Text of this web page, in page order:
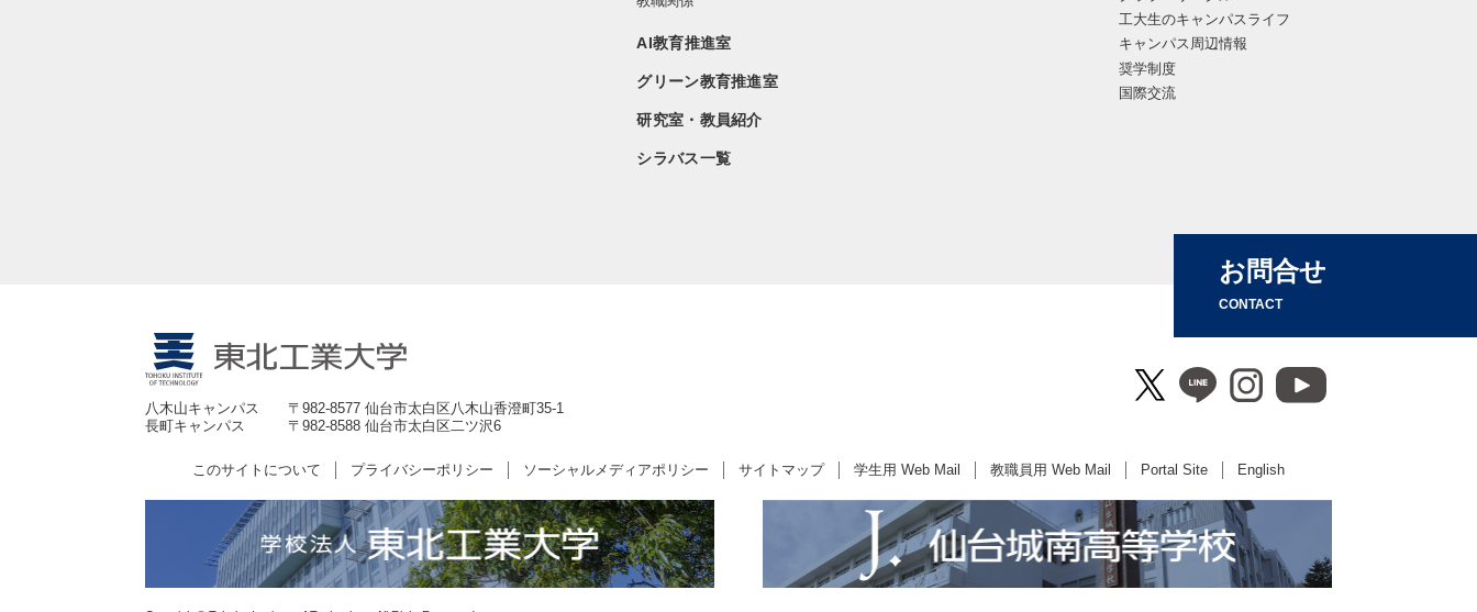
AI教育推進室
グリーン教育推進室
研究室・教員紹介
シラバス一覧
工大生のキャンパスライフ
キャンパス周辺情報
奨学制度
国際交流
お問合せ
CONTACT
八木山キャンパス
〒982-8577 仙台市太白区八木山香澄町35-1
長町キャンパス
〒982-8588 仙台市太白区二ツ沢6
このサイトについて プライバシーポリシー ソーシャルメディアポリシー サイトマップ 学生用 Web Mail 教職員用 Web Mail Portal Site English